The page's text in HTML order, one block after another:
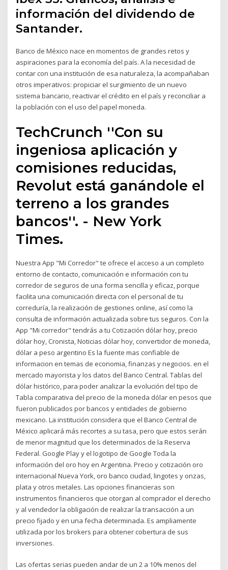
información del dividendo de
Santander.
Banco de México nace en momentos de grandes retos y
aspiraciones para la economía del país. A la necesidad de
contar con una institución de esa naturaleza, la acompañaban
otros imperativos: propiciar el surgimiento de un nuevo
sistema bancario, reactivar el crédito en el país y reconciliar a
la población con el uso del papel moneda.
TechCrunch ''Con su
ingeniosa aplicación y
comisiones reducidas,
Revolut está ganándole el
terreno a los grandes
bancos''. - New York
Times.
Nuestra App "Mi Corredor" te ofrece el acceso a un completo
entorno de contacto, comunicación e información con tu
corredor de seguros de una forma sencilla y eficaz, porque
facilita una comunicación directa con el personal de tu
correduría, la realización de gestiones online, así como la
consulta de información actualizada sobre tus seguros. Con la
App "Mi corredor" tendrás a tu Cotización dólar hoy, precio
dólar hoy, Cronista, Noticias dólar hoy, convertidor de moneda,
dólar a peso argentino Es la fuente mas confiable de
informacion en temas de economia, finanzas y negocios. en el
mercado mayorista y los datos del Banco Central. Tablas del
dólar histórico, para poder analizar la evolución del tipo de
Tabla comparativa del precio de la moneda dólar en pesos que
fueron publicados por bancos y entidades de gobierno
mexicano. La institución considera que el Banco Central de
México aplicará más recortes a su tasa, pero que estos serán
de menor magnitud que los determinados de la Reserva
Federal. Google Play y el logotipo de Google Toda la
información del oro hoy en Argentina. Precio y cotización oro
internacional Nueva York, oro banco ciudad, lingotes y onzas,
plata y otros metales. Las opciones financieras son
instrumentos financieros que otorgan al comprador el derecho
y al vendedor la obligación de realizar la transacción a un
precio fijado y en una fecha determinada. Es ampliamente
utilizada por los brokers para obtener cobertura de sus
inversiones.
Las ofertas serias pueden andar de un 2 a 10% menos del